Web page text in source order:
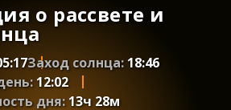
о рассвете и
Заход солнца: 18:46
12:02
дня: 13ч 28м